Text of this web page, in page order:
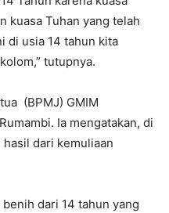
kuasa Tuhan yang telah
di usia 14 tahun kita
tutupnya.
(BPMJ) GMIM
Ia mengatakan, di
dari kemuliaan
dari 14 tahun yang